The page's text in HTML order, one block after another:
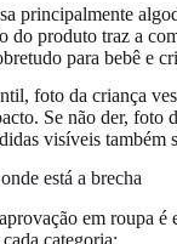
principalmente
do produto traz a
para bebê e
foto da criança
Se não der, foto
visíveis também
está a brecha
em roupa é